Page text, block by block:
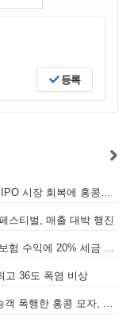
등록
스티벌, 매출 대박 행진
고 36도 폭염 비상